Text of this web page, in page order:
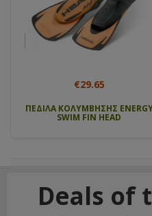
€29.65
ΠΕΔΙΛΑ ΚΟΛΥΜΒΗΣΗΣ
SWIM FIN HEAD
Deals of